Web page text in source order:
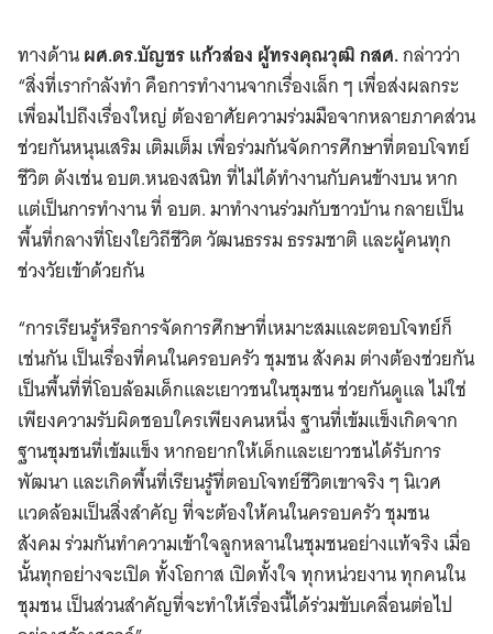
ทางด้านผศ.ดร.บัญชร แก้วส่อง ผู้ทรงคุณวุฒิ กสศ.กล่าวว่า
“สิ่งที่เรากำลังทำ คือการทำงานจากเรื่องเล็ก ๆ เพื่อส่งผลกระ
เพื่อมไปถึงเรื่องใหญ่ ต้องอาศัยความร่วมมือจากหลายภาคส่วน
ช่วยกันหนุนเสริม เติมเต็ม เพื่อร่วมกันจัดการศึกษาที่ตอบโจทย์
ชีวิต ดังเช่น อบต.หนองสนิท ที่ไม่ได้ทำงานกับคนข้างบน หาก
แต่เป็นการทำงาน ที่ อบต. มาทำงานร่วมกับชาวบ้าน กลายเป็น
พื้นที่กลางที่โยงใยวิถีชีวิต วัฒนธรรม ธรรมชาติ และผู้คนทุก
ช่วงวัยเข้าด้วยกัน
“การเรียนรู้หรือการจัดการศึกษาที่เหมาะสมและตอบโจทย์ก็
เช่นกัน เป็นเรื่องที่คนในครอบครัว ชุมชน สังคม ต่างต้องช่วยกัน
เป็นพื้นที่ที่โอบล้อมเด็กและเยาวชนในชุมชน ช่วยกันดูแล ไม่ใช่
เพียงความรับผิดชอบใครเพียงคนหนึ่ง ฐานที่เข้มแข็งเกิดจาก
ฐานชุมชนที่เข้มแข็ง หากอยากให้เด็กและเยาวชนได้รับการ
พัฒนา และเกิดพื้นที่เรียนรู้ที่ตอบโจทย์ชีวิตเขาจริง ๆ นิเวศ
แวดล้อมเป็นสิ่งสำคัญ ที่จะต้องให้คนในครอบครัว ชุมชน
สังคม ร่วมกันทำความเข้าใจลูกหลานในชุมชนอย่างแท้จริง เมื่อ
นั้นทุกอย่างจะเปิด ทั้งโอกาส เปิดทั้งใจ ทุกหน่วยงาน ทุกคนใน
ชุมชน เป็นส่วนสำคัญที่จะทำให้เรื่องนี้ได้ร่วมขับเคลื่อนต่อไป